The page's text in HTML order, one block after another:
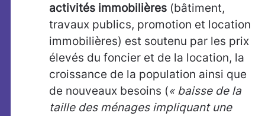
activités immobilières (bâtiment,
travaux publics, promotion et location
immobilières) est soutenu par les prix
élevés du foncier et de la location, la
croissance de la population ainsi que
de nouveaux besoins (« baisse de la
taille des ménages impliquant une